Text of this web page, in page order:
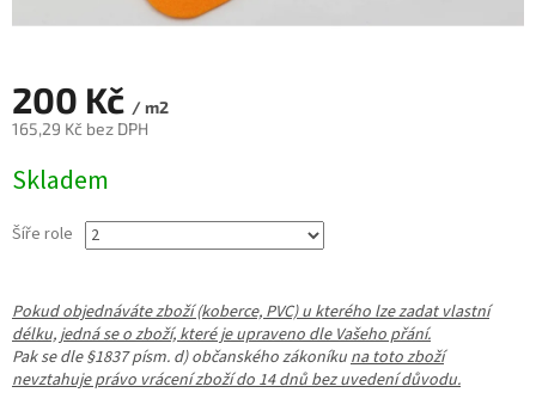
200 Kč / m2
165,29 Kč bez DPH
cena:
Skladem
Šíře role
Pokud objednáváte zboží (koberce, PVC) u kterého lze zadat vlastní
délku, jedná se o zboží, které je upraveno dle Vašeho přání.
Pak se dle §1837 písm. d) občanského zákoníku na toto zboží
nevztahuje právo vrácení zboží do 14 dnů bez uvedení důvodu.